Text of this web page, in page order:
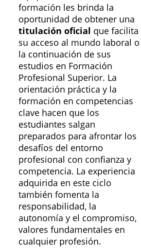
formación les brinda la
oportunidad de obtener una
titulación oficial que facilita
su acceso al mundo laboral o
la continuación de sus
estudios en Formación
Profesional Superior. La
orientación práctica y la
formación en competencias
clave hacen que los
estudiantes salgan
preparados para afrontar los
desafíos del entorno
profesional con confianza y
competencia. La experiencia
adquirida en este ciclo
también fomenta la
responsabilidad, la
autonomía y el compromiso,
valores fundamentales en
cualquier profesión.